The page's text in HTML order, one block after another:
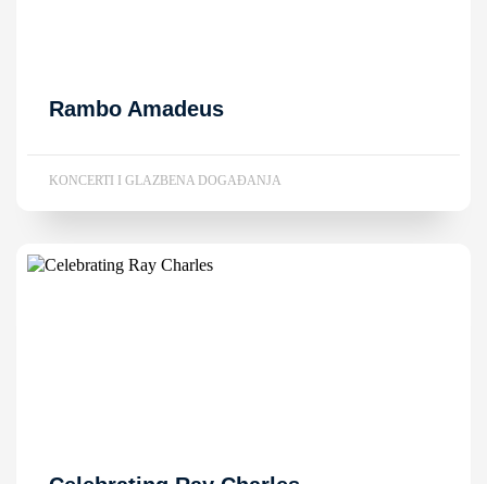
Rambo Amadeus
KONCERTI I GLAZBENA DOGAĐANJA